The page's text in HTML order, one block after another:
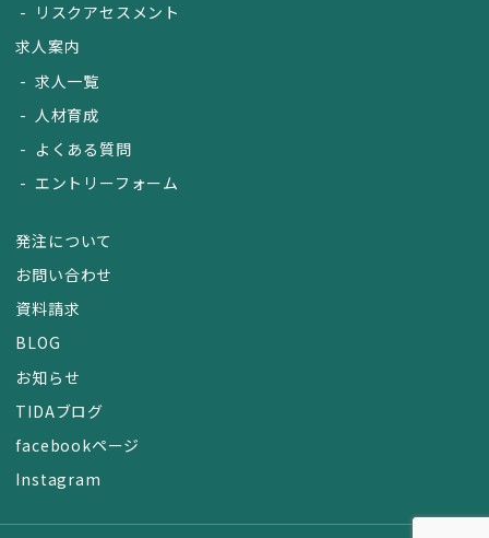
リスクアセスメント
求人案内
求人一覧
人材育成
よくある質問
エントリーフォーム
発注について
お問い合わせ
資料請求
BLOG
お知らせ
TIDAブログ
facebookページ
Instagram